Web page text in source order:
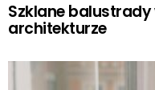
Szklane balustrady
architekturze